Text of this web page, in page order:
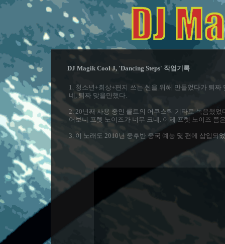
DJ Magik Cool J, 'Dancing Steps' 작업기록
1. 청소년+회상+편지 쓰는 씬을 위해 만들었다가 퇴
네, 퇴짜 맞을만했다.
2. 20년째 사용 중인 콜트의 어쿠스틱 기타로 녹음했
어보니 프렛 노이즈가 너무 크네. 이제 프렛 노이즈 쯤
3. 이 노래도 2010년 중후반 중국 예능 몇 편에 삽입되